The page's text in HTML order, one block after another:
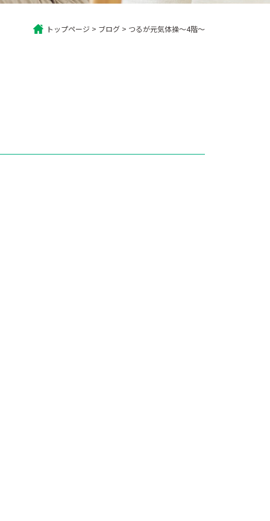
トップページ > ブログ > つるが元気体操～4階～